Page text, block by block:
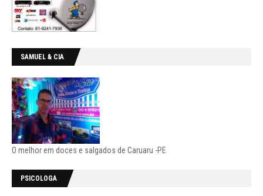
SAMUEL & CIA
O melhor em doces e salgados de Caruaru -PE
PSICOLOGA